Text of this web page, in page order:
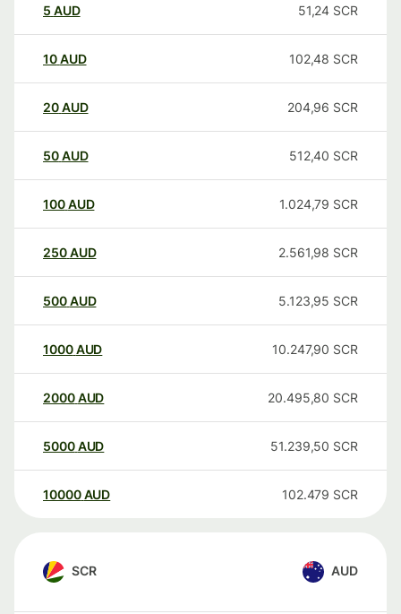
5 AUD 51,24 SCR
10AUD 102,48 SCR
20AUD 204,96 SCR
50AUD 512,40 SCR
100AUD 1.024,79 SCR
250AUD 2.561,98 SCR
500AUD 5.123,95 SCR
1000AUD 10.247,90 SCR
2000AUD 20.495,80 SCR
5000AUD 51.239,50 SCR
10000 AUD 102.479 SCR
SCR AUD